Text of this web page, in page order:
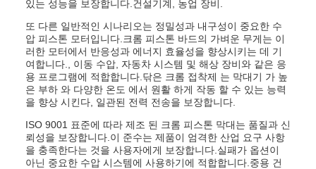
있는 성능을 보장합니다.건설기계, 농업 장비.
또 다른 일반적인 시나리오는 정밀성과 내구성이 중요한 수
압 피스톤 모터입니다.크롬 피스톤 바드의 가벼운 무게는 이
러한 모터에서 반응성과 에너지 효율성을 향상시키는 데 기
여합니다., 이동 수압, 자동차 시스템 및 해상 장비와 같은 응
용 프로그램에 적합합니다.닦은 크롬 접착제 는 막대기 가 높
은 부하 와 다양한 온도 에서 원활 하게 작동 할 수 있는 능력
을 향상 시킨다, 일관된 전력 전송을 보장합니다.
ISO 9001 표준에 따라 제조 된 크롬 피스톤 막대는 품질과 신
뢰성을 보장합니다.이 준수는 제품이 엄격한 산업 요구 사항
을 충족한다는 것을 사용자에게 보장합니다.실패가 옵션이
아닌 중요한 수압 시스템에 사용하기에 적합합니다.중용 건